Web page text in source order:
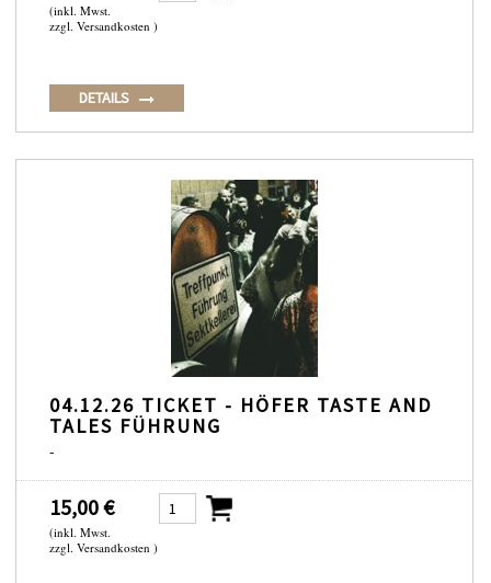
(inkl. Mwst.
zzgl. Versandkosten )
DETAILS
04.12.26 TICKET - HÖFER TASTE AND
TALES FÜHRUNG
-
15,00 €
(inkl. Mwst.
zzgl. Versandkosten )